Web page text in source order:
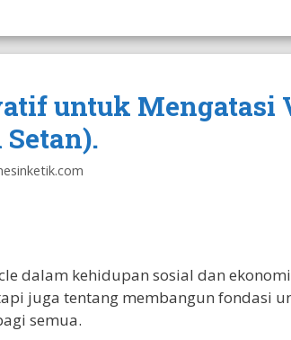
untuk Mengatasi
dalam kehidupan sosial dan
juga tentang membangun fondasi
semua.